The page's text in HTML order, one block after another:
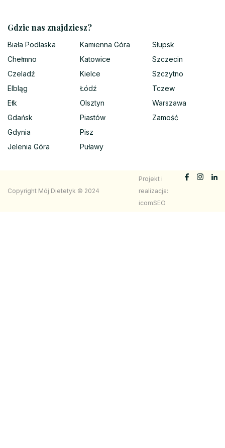
Gdzie nas znajdziesz?
Biała Podlaska
Chełmno
Czeladź
Elbląg
Ełk
Gdańsk
Gdynia
Jelenia Góra
Kamienna Góra
Katowice
Kielce
Łódź
Olsztyn
Piastów
Pisz
Puławy
Słupsk
Szczecin
Szczytno
Tczew
Warszawa
Zamość
Copyright Mój Dietetyk © 2024
Projekt i
realizacja:
icomSEO